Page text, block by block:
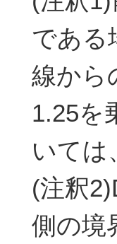
である
線から
1.25を
いては
(注釈
側の境